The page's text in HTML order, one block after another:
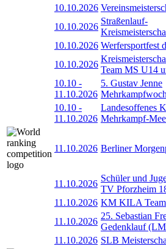
10.10.2026
10.10.2026
Straßenlauf-
10.10.2026 Werfersportfest
10.10.2026
Team MS U14
10.10 -
11.10.2026
5. Gustav Jenne
10.10 -
11.10.2026
Landesoffenes
Mehrkampf-
11.10.2026 Berliner
11.10.2026
Schüler und
TV Pforzheim
11.10.2026 KM KILA
11.10.2026
25. Sebastian
Gedenklauf
11.10.2026 SLB